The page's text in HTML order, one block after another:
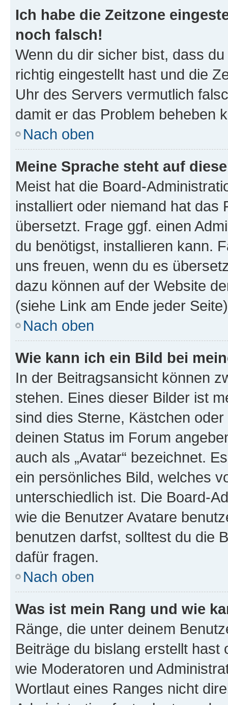
Ich habe die Zeitzone
noch falsch!
Wenn du dir sicher bist, dass
richtig eingestellt hast und die
Uhr des Servers vermutlich
damit er das Problem beheben
Nach oben
Meine Sprache steht auf
Meist hat die Board-
installiert oder niemand hat das
übersetzt. Frage ggf. einen
du benötigst, installieren kann.
uns freuen, wenn du es
dazu können auf der Website
(siehe Link am Ende jeder
Nach oben
Wie kann ich ein Bild bei
In der Beitragsansicht können
stehen. Eines dieser Bilder ist
sind dies Sterne, Kästchen
deinen Status im Forum
auch als „Avatar“ bezeichnet.
ein persönliches Bild, welches
unterschiedlich ist. Die Board-
wie die Benutzer Avatare
benutzen darfst, solltest du die
dafür fragen.
Nach oben
Was ist mein Rang und wie
Ränge, die unter deinem
Beiträge du bislang erstellt
wie Moderatoren und
Wortlaut eines Ranges nicht